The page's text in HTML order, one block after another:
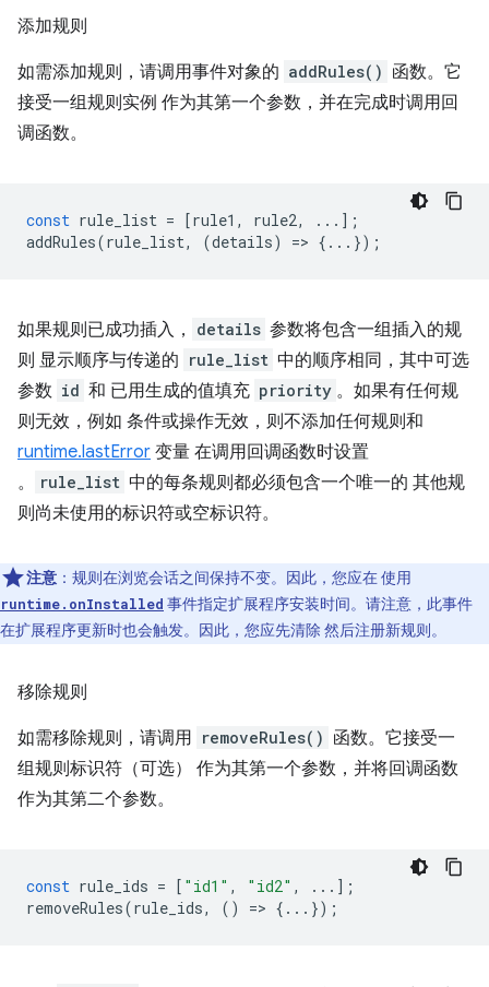
添加规则
如需添加规则，请调用事件对象的 addRules() 函数。它
接受一组规则实例 作为其第一个参数，并在完成时调用回
调函数。
const rule_list = [rule1 , rule2,
...];
addRules(rule_list, (details) => {...});
如果规则已成功插入， details 参数将包含一组插入的规
则 显示顺序与传递的 rule_list 中的顺序相同，其中可选
参数 id 和 已用生成的值填充 priority 。如果有任何规
则无效，例如 条件或操作无效，则不添加任何规则和
runtime.lastError 变量 在调用回调函数时设置
。
rule_list 中的每条规则都必须包含一个唯一的 其他规
则尚未使用的标识符或空标识符。
注意 ：规则在浏览会话之间保持不变。因此，您应在 使用
runtime.onInstalled 事件指定扩展程序安装时间。请注意，此事件
在扩展程序更新时也会触发。因此，您应先清除 然后注册新规则。
移除规则
如需移除规则，请调用 removeRules() 函数。它接受一
组规则标识符（可选） 作为其第一个参数，并将回调函数
作为其第二个参数。
const rule_ids = [ "id1" , "id2" ,
...];
removeRules(rule_ids, () => {...});